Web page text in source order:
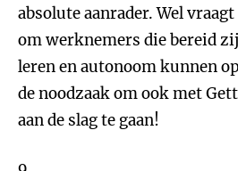
absolute aanrader. Wel
om werknemers die bereid
leren en autonoom kunnen
de noodzaak om ook met
aan de slag te gaan!